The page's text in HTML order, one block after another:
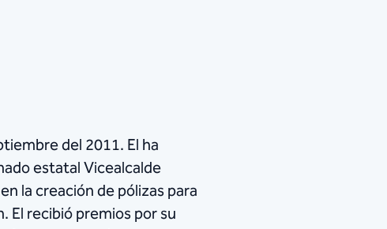
del 2011. El ha
estatal Vicealcalde
la creación de pólizas para
recibió premios por su